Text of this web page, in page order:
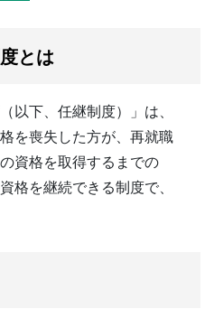
とは
以下、任継制度）」は、
を喪失した方が、再就職
資格を取得するまでの
格を継続できる制度で、